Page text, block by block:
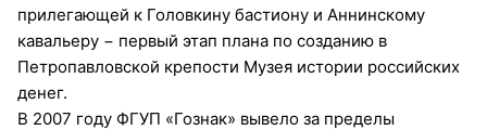
прилегающей к Головкину бастиону и Аннинскому
кавальеру − первый этап плана по созданию в
Петропавловской крепости Музея истории российских
денег.
В 2007 году ФГУП «Гознак» вывело за пределы